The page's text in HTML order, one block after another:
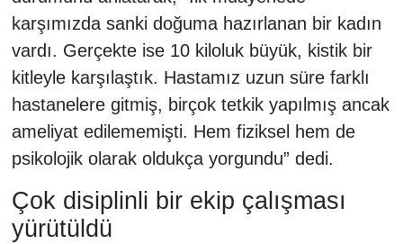
karşımızda sanki doğuma hazırlanan bir kadın
vardı. Gerçekte ise 10 kiloluk büyük, kistik bir
kitleyle karşılaştık. Hastamız uzun süre farklı
hastanelere gitmiş, birçok tetkik yapılmış ancak
ameliyat edilememişti. Hem fiziksel hem de
psikolojik olarak oldukça yorgundu” dedi.
Çok disiplinli bir ekip çalışması
yürütüldü